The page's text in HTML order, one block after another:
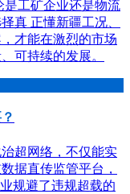
是工矿企业还是物流
真 正懂新疆工况、
才能在激烈的市场
可持续的发展。
超网络，不仅能实
据直传监管平台，
规避了违规超载的